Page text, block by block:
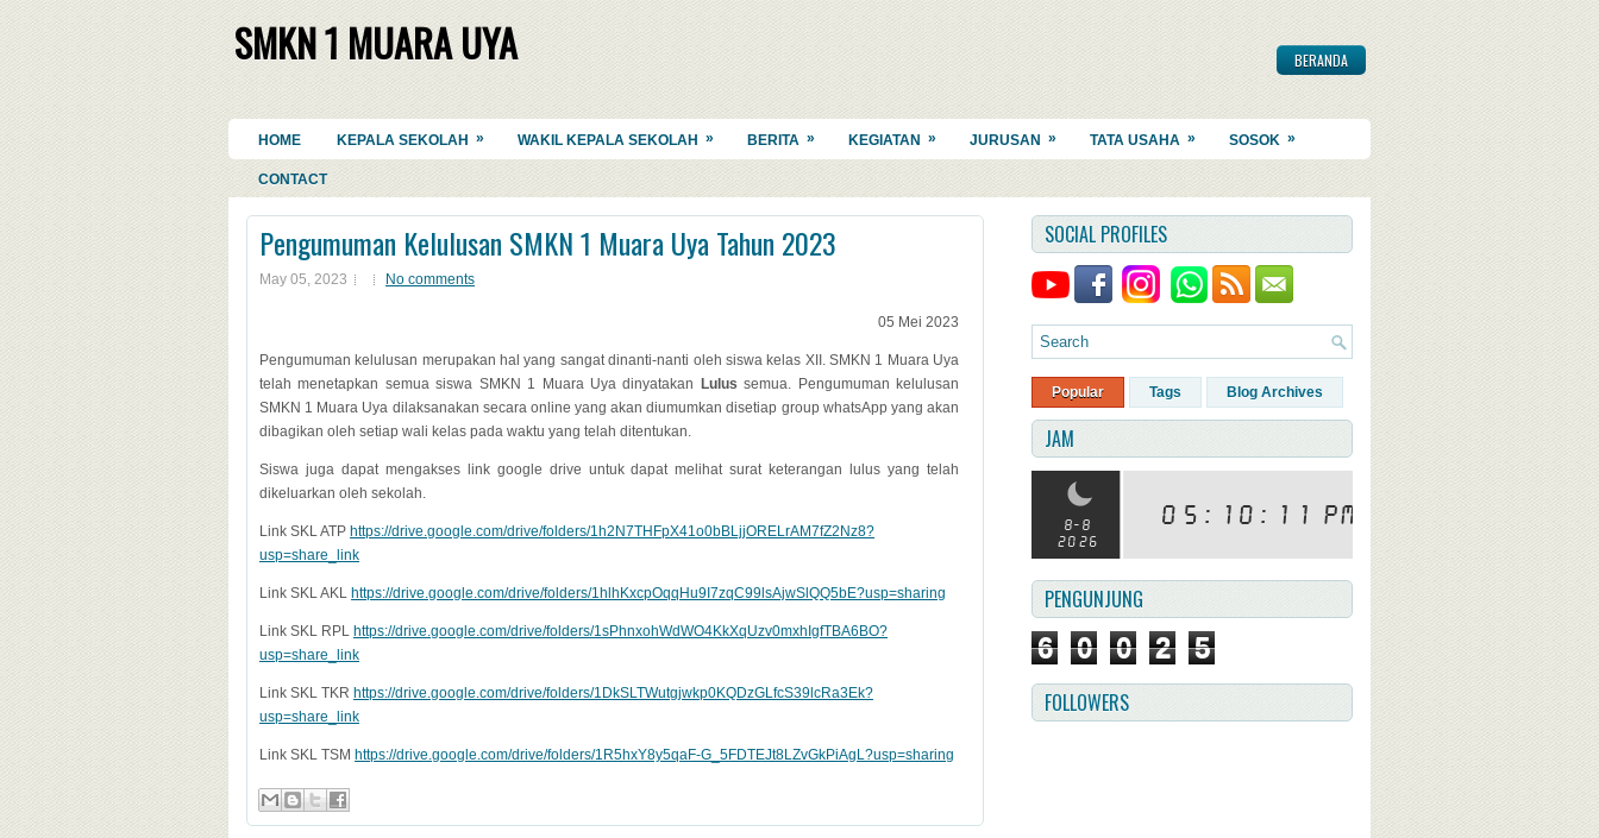
SMKN 1 MUARA UYA BERANDA
HOME KEPALA SEKOLAH » WAKIL KEPALA SEKOLAH » BERITA » KEGIATAN » JURUSAN » TATA USAHA » SOSOK »
CONTACT
Pengumuman Kelulusan SMKN 1 Muara Uya Tahun 2023
May 05, 2023 No comments
05 Mei 2023
Pengumuman kelulusan merupakan hal yang sangat dinanti-nanti oleh siswa kelas XII. SMKN 1 Muara Uya
telah menetapkan semua siswa SMKN 1 Muara Uya dinyatakan
Lulussemua. Pengumuman kelulusan
SMKN 1 Muara Uya dilaksanakan secara online yang akan diumumkan disetiap group whatsApp yang akan
dibagikan oleh setiap wali kelas pada waktu yang telah ditentukan.
Siswa juga dapat mengakses link google drive untuk dapat melihat surat keterangan lulus yang telah
dikeluarkan oleh sekolah.
Link SKL ATP https://drive.google.com/drive/folders/1h2N7THFpX41o0bBLjjORELrAM7fZ2Nz8?
usp=share_link
Link SKL AKL https://drive.google.com/drive/folders/1hlhKxcpOqqHu9I7zqC99lsAjwSlQQ5bE?usp=sharing
Link SKL RPL https://drive.google.com/drive/folders/1sPhnxohWdWO4KkXqUzv0mxhIgfTBA6BO?
usp=share_link
Link SKL TKR https://drive.google.com/drive/folders/1DkSLTWutgjwkp0KQDzGLfcS39lcRa3Ek?
usp=share_link
Link SKL TSM https://drive.google.com/drive/folders/1R5hxY8y5qaF-G_5FDTEJt8LZvGkPiAgL?usp=sharing
SOCIAL PROFILES
Popular Tags Blog Archives
JAM
PENGUNJUNG
6 0 0 2 5
FOLLOWERS